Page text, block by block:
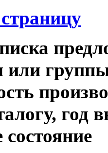
или
год